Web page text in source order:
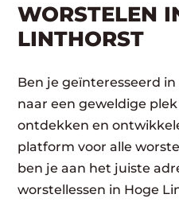
WORSTELEN​
LINTHORST
Ben je geïnteresseerd
naar een geweldige
ontdekken en
platform voor alle
ben je aan het juiste
worstellessen in Hoge